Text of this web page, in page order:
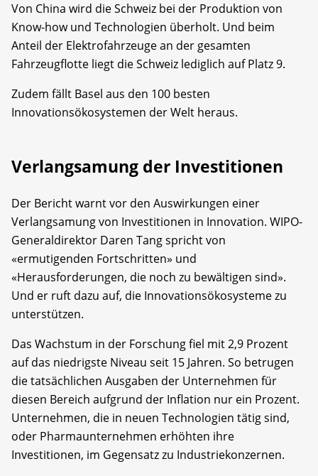
Von China wird die Schweiz bei der Produktion von
Know-how und Technologien überholt. Und beim
Anteil der Elektrofahrzeuge an der gesamten
Fahrzeugflotte liegt die Schweiz lediglich auf Platz 9.
Zudem fällt Basel aus den 100 besten
Innovationsökosystemen der Welt heraus.
Verlangsamung der Investitionen
Der Bericht warnt vor den Auswirkungen einer
Verlangsamung von Investitionen in Innovation. WIPO-
Generaldirektor Daren Tang spricht von
«ermutigenden Fortschritten» und
«Herausforderungen, die noch zu bewältigen sind».
Und er ruft dazu auf, die Innovationsökosysteme zu
unterstützen.
Das Wachstum in der Forschung fiel mit 2,9 Prozent
auf das niedrigste Niveau seit 15 Jahren. So betrugen
die tatsächlichen Ausgaben der Unternehmen für
diesen Bereich aufgrund der Inflation nur ein Prozent.
Unternehmen, die in neuen Technologien tätig sind,
oder Pharmaunternehmen erhöhten ihre
Investitionen, im Gegensatz zu Industriekonzernen.